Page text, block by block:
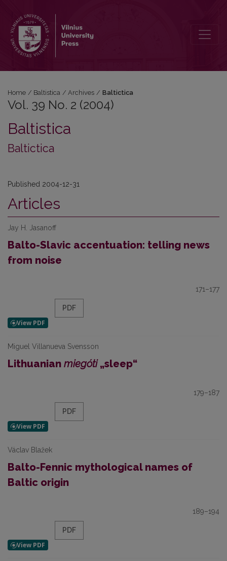
Home / Baltistica / Archives / Baltictica
Vol. 39 No. 2 (2004)
Baltistica
Baltictica
Published 2004-12-31
Articles
Jay H. Jasanoff
Balto-Slavic accentuation: telling news
from noise
171–177
PDF
Miguel Villanueva Svensson
Lithuanian miegóti„sleep“
179–187
PDF
Václav Blažek
Balto-Fennic mythological names of
Baltic origin
189–194
PDF